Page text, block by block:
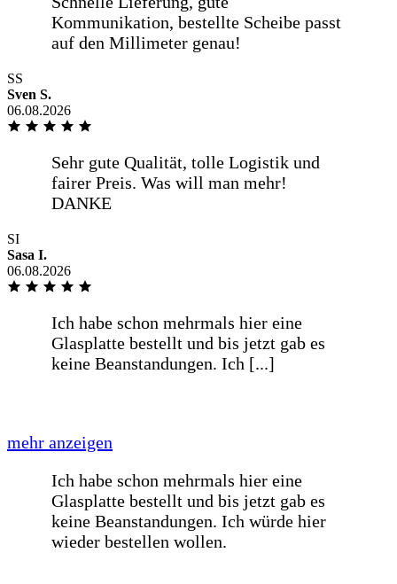
SS
Sven S.
06.08.2026
SI
Sasa I.
06.08.2026
Übersichtlicher und gut verständlicher
Bestellvorgang mit den erforderlichen
mehr anzeigen
Bestellvorgang mit den erforderlichen
Informationen. Gutes
Preis-/Leistungsverhältnis und
termingetreue Lieferung in guter
weniger anzeigen
Übersichtlicher und gut verständlicher
Übersichtlicher und gut verständlicher
Bestellvorgang mit den erforderlichen
Informationen. Gutes
Preis-/Leistungsverhältnis und